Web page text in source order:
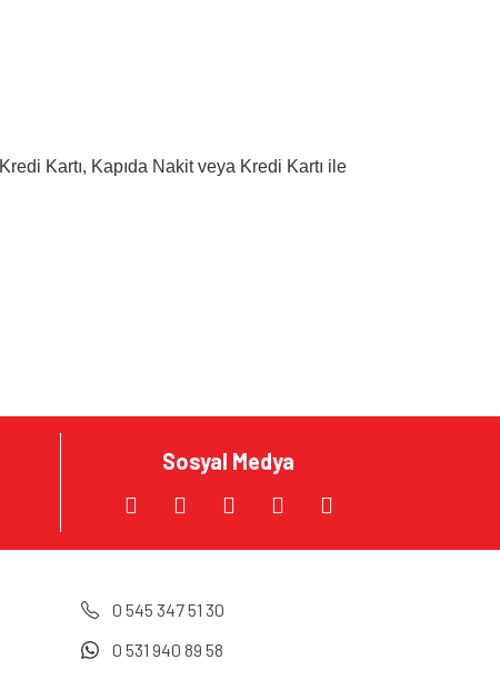
Kredi Kartı, Kapıda Nakit veya Kredi Kartı ile
Sosyal Medya
0 545 347 51 30
0 531 940 89 58